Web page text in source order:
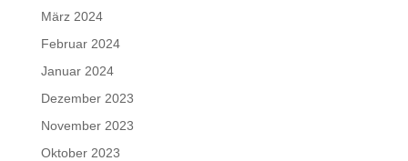
März 2024
Februar 2024
Januar 2024
Dezember 2023
November 2023
Oktober 2023